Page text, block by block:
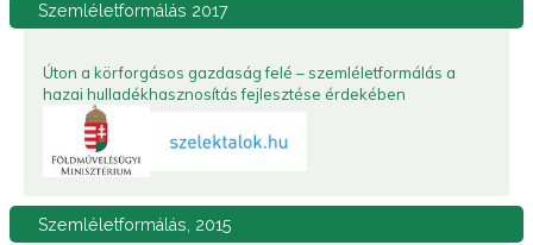
Szemléletformálás 2017
Úton a körforgásos gazdaság felé – szemléletformálás a
hazai hulladékhasznosítás fejlesztése érdekében
Szemléletformálás, 2015